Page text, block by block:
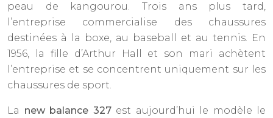
peau de kangourou. Trois ans plus tard,
l’entreprise commercialise des chaussures
destinées à la boxe, au baseball et au tennis. En
1956, la fille d’Arthur Hall et son mari achètent
l’entreprise et se concentrent uniquement sur les
chaussures de sport.
La new balance 327est aujourd’hui le modèle le